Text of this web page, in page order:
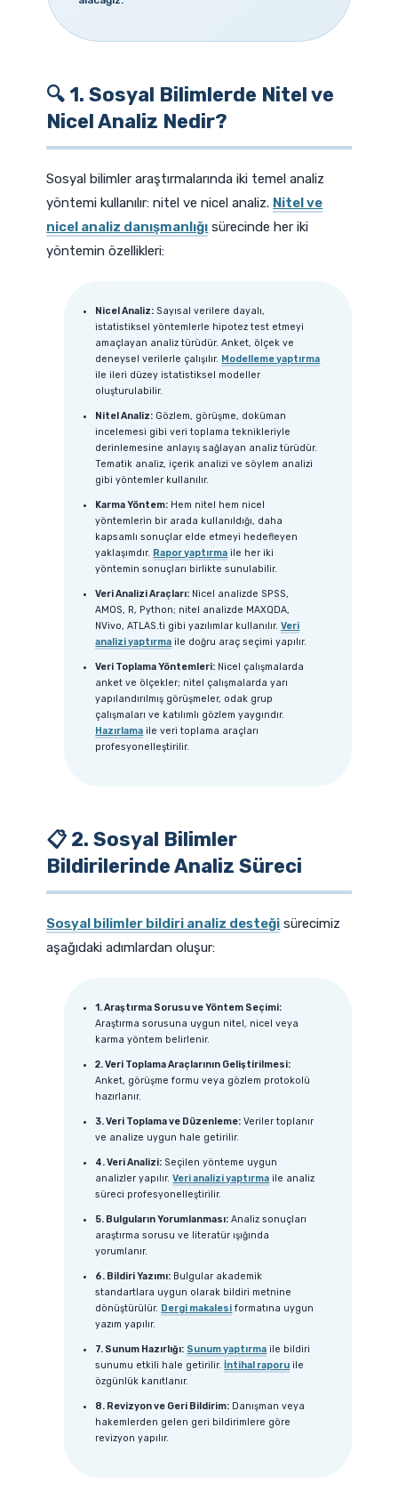
🔍 1. Sosyal Bilimlerde Nitel ve
Nicel Analiz Nedir?
Sosyal bilimler araştırmalarında iki temel analiz
yöntemi kullanılır: nitel ve nicel analiz. Nitel ve
nicel analiz danışmanlığı sürecinde her iki
yöntemin özellikleri:
Nicel Analiz: Sayısal verilere dayalı,
istatistiksel yöntemlerle hipotez test etmeyi
amaçlayan analiz türüdür. Anket, ölçek ve
deneysel verilerle çalışılır. Modelleme yaptırma
ile ileri düzey istatistiksel modeller
oluşturulabilir.
Nitel Analiz: Gözlem, görüşme, doküman
incelemesi gibi veri toplama teknikleriyle
derinlemesine anlayış sağlayan analiz türüdür.
Tematik analiz, içerik analizi ve söylem analizi
gibi yöntemler kullanılır.
Karma Yöntem: Hem nitel hem nicel
yöntemlerin bir arada kullanıldığı, daha
kapsamlı sonuçlar elde etmeyi hedefleyen
yaklaşımdır. Rapor yaptırma ile her iki
yöntemin sonuçları birlikte sunulabilir.
Veri Analizi Araçları: Nicel analizde SPSS,
AMOS, R, Python; nitel analizde MAXQDA,
NVivo, ATLAS.ti gibi yazılımlar kullanılır.Veri
analizi yaptırma ile doğru araç seçimi yapılır.
Veri Toplama Yöntemleri: Nicel çalışmalarda
anket ve ölçekler; nitel çalışmalarda yarı
yapılandırılmış görüşmeler, odak grup
çalışmaları ve katılımlı gözlem yaygındır.
Hazırlama ile veri toplama araçları
profesyonelleştirilir.
📋 2. Sosyal Bilimler
Bildirilerinde Analiz Süreci
Sosyal bilimler bildiri analiz desteği sürecimiz
aşağıdaki adımlardan oluşur:
1. Araştırma Sorusu ve Yöntem Seçimi:
Araştırma sorusuna uygun nitel, nicel veya
karma yöntem belirlenir.
2. Veri Toplama Araçlarının Geliştirilmesi:
Anket, görüşme formu veya gözlem protokolü
hazırlanır.
3. Veri Toplama ve Düzenleme: Veriler toplanır
ve analize uygun hale getirilir.
4. Veri Analizi: Seçilen yönteme uygun
analizler yapılır.Veri analizi yaptırma ile analiz
süreci profesyonelleştirilir.
5. Bulguların Yorumlanması: Analiz sonuçları
araştırma sorusu ve literatür ışığında
yorumlanır.
6. Bildiri Yazımı: Bulgular akademik
standartlara uygun olarak bildiri metnine
dönüştürülür. Dergi makalesi formatına uygun
yazım yapılır.
7. Sunum Hazırlığı: Sunum yaptırma ile bildiri
sunumu etkili hale getirilir.İntihal raporu ile
özgünlük kanıtlanır.
8. Revizyon ve Geri Bildirim: Danışman veya
hakemlerden gelen geri bildirimlere göre
revizyon yapılır.